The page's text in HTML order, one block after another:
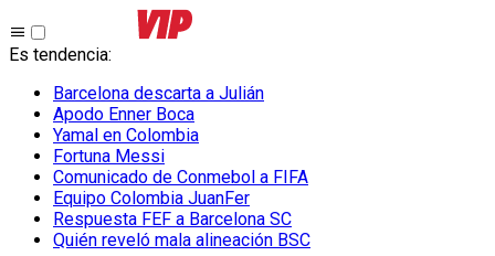
Es tendencia:
Barcelona descarta a Julián
Apodo Enner Boca
Yamal en Colombia
Fortuna Messi
Comunicado de Conmebol a FIFA
Equipo Colombia JuanFer
Respuesta FEF a Barcelona SC
Quién reveló mala alineación BSC